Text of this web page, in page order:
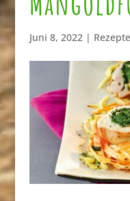
Juni 8, 2022 | Rezepte